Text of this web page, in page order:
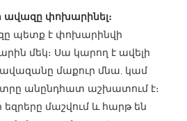
ավազը փոխարինել։
պետք է փոխարինվի
մեկ։ Սա կարող է ավելի
մաքուր մնա, կամ
անընդհատ աշխատում է։
մաշվում և հարթ են